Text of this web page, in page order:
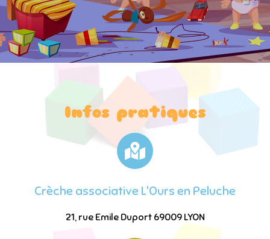
Infos pratiques
Crèche associative L'Ours en Peluche
21, rue Emile Duport 69009 LYON